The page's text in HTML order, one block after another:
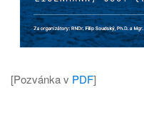
[Pozvánka v PDF]